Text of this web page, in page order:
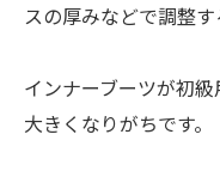
スの厚みなどで調整す
インナーブーツが初
大きくなりがちです。